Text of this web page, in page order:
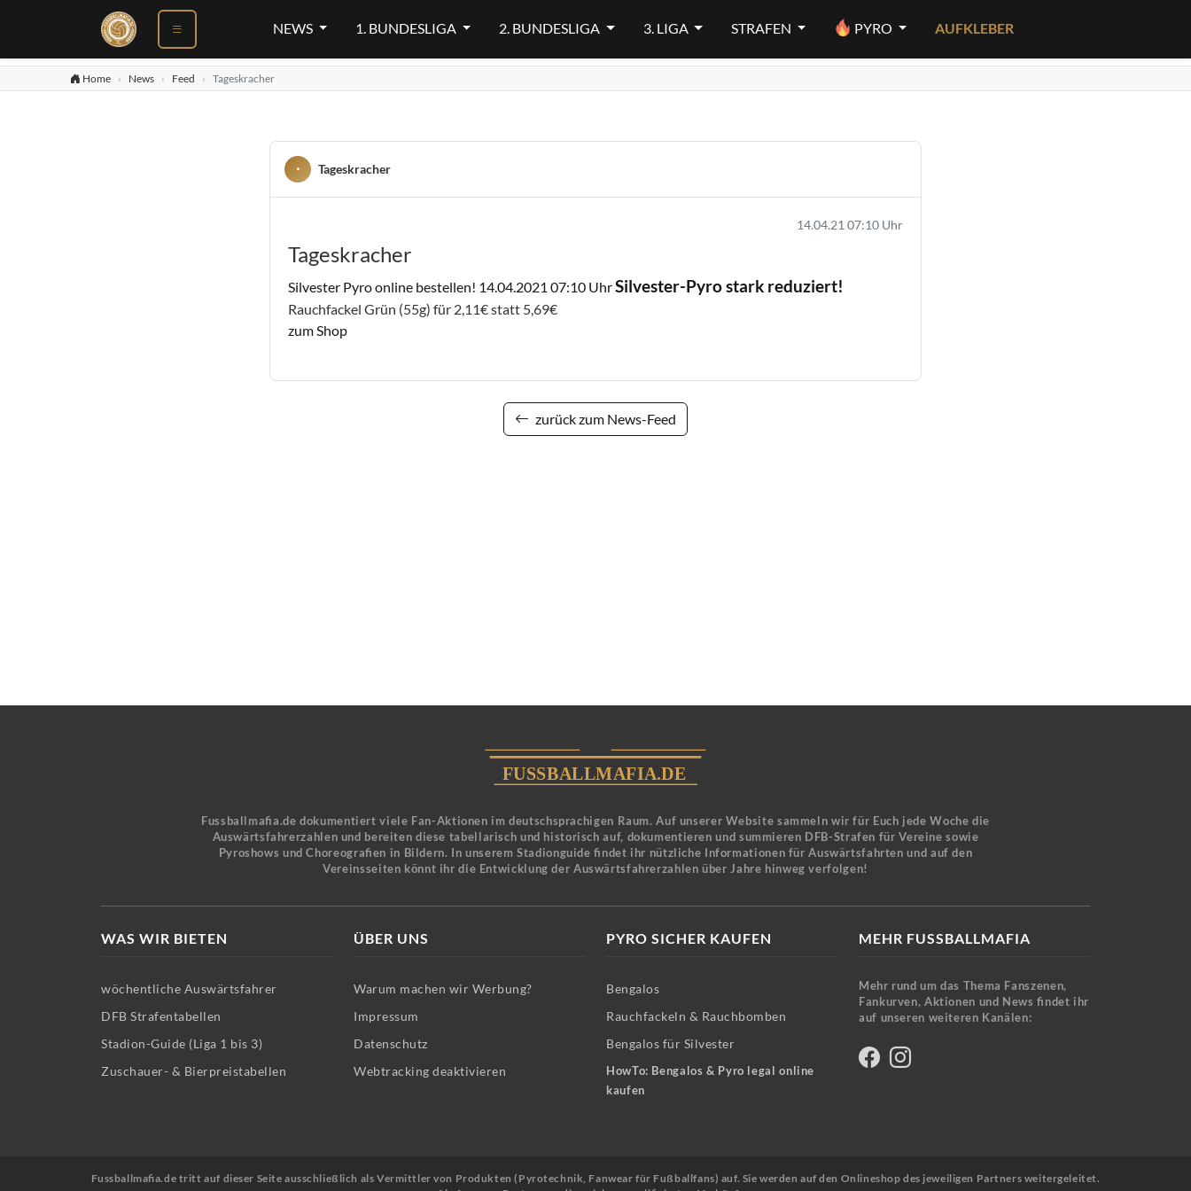
NEWS 1. BUNDESLIGA 2. BUNDESLIGA 3. LIGA STRAFEN PYRO AUFKLEBER
Home News Feed Tageskracher
Tageskracher
14.04.21 07:10 Uhr
Tageskracher
Silvester Pyro online bestellen! 14.04.2021 07:10 UhrSilvester-Pyro stark reduziert!
Rauchfackel Grün (55g) für 2,11€ statt 5,69€
zum Shop
zurück zum News-Feed
Fussballmafia.de dokumentiert viele Fan-Aktionen im deutschsprachigen Raum. Auf unserer Website sammeln wir für Euch jede Woche die
Auswärtsfahrerzahlen und bereiten diese tabellarisch und historisch auf, dokumentieren und summieren DFB-Strafen für Vereine sowie
Pyroshows und Choreografien in Bildern. In unserem Stadionguide findet ihr nützliche Informationen für Auswärtsfahrten und auf den
Vereinsseiten könnt ihr die Entwicklung der Auswärtsfahrerzahlen über Jahre hinweg verfolgen!
WAS WIR BIETEN
wöchentliche Auswärtsfahrer
DFB Strafentabellen
Stadion-Guide (Liga 1 bis 3)
Zuschauer- & Bierpreistabellen
ÜBER UNS
Warum machen wir Werbung?
Impressum
Datenschutz
Webtracking deaktivieren
PYRO SICHER KAUFEN
Bengalos
Rauchfackeln & Rauchbomben
Bengalos für Silvester
HowTo: Bengalos & Pyro legal online
kaufen
MEHR FUSSBALLMAFIA
Mehr rund um das Thema Fanszenen,
Fankurven, Aktionen und News findet ihr
auf unseren weiteren Kanälen:
Fussballmafia.de tritt auf dieser Seite ausschließlich als Vermittler von Produkten (Pyrotechnik, Fanwear für Fußballfans) auf. Sie werden auf den Onlineshop des jeweiligen Partners weitergeleitet.